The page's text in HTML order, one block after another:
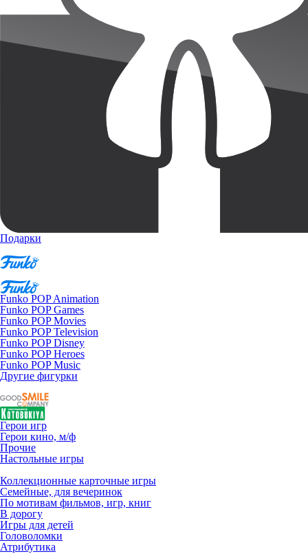
Подарки
Funko POP Animation
Funko POP Games
Funko POP Movies
Funko POP Television
Funko POP Disney
Funko POP Heroes
Funko POP Music
Другие фигурки
Герои игр
Герои кино, м/ф
Прочие
Настольные игры
Коллекционные карточные игры
Семейные, для вечеринок
По мотивам фильмов, игр, книг
В дорогу
Игры для детей
Головоломки
Атрибутика